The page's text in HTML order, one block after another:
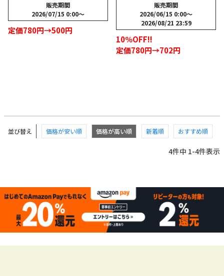
販売期間
2026/07/15 0:00〜
定価780円→500円
販売期間
2026/06/15 0:00〜
2026/08/21 23:59
10％OFF!!
定価780円→702円
並び替え 価格が安い順 価格が高い順 新着順 おすすめ順
4件中 1-4件表示